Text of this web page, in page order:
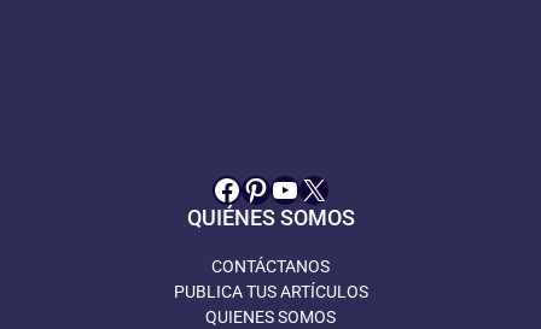
Facebook
Pinterest
YouTube
X
QUIÉNES SOMOS
CONTÁCTANOS
PUBLICA TUS ARTÍCULOS
QUIENES SOMOS